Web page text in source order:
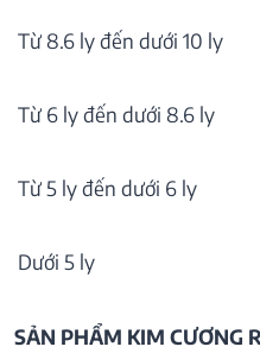
Từ 8.6 ly đến dưới 10 ly
Từ 6 ly đến dưới 8.6 ly
Từ 5 ly đến dưới 6 ly
Dưới 5 ly
SẢN PHẨM KIM CƯƠNG